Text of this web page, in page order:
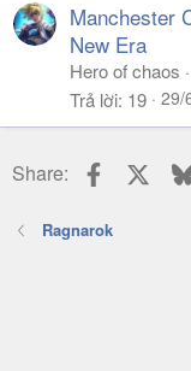
Manchester
New Era
Hero of chaos
Trả lời 19 29/
Share: Facebook
Ragnarok